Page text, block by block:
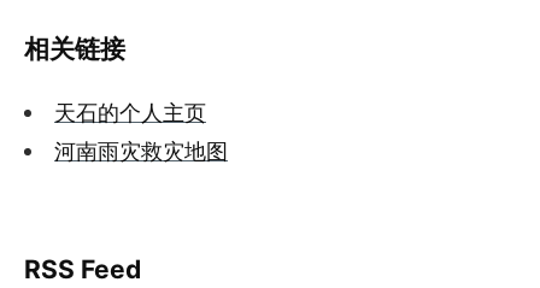
相关链接
天石的个人主页
河南雨灾救灾地图
RSS Feed